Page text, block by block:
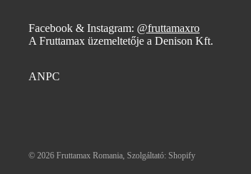
Facebook & Instagram: @fruttamaxro
A Fruttamax üzemeltetője a Denison Kft.
ANPC
© 2026 Fruttamax Romania , Szolgáltató: Shopify